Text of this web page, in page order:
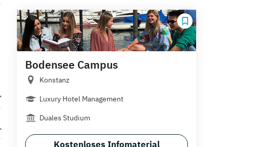
Bodensee Campus
Konstanz
Luxury Hotel Management
Duales Studium
Kostenloses Infomaterial